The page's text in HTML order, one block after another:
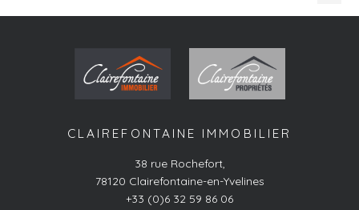
CLAIREFONTAINE IMMOBILIER
38 rue Rochefort,
78120 Clairefontaine-en-Yvelines
+33 (0)6 32 59 86 06